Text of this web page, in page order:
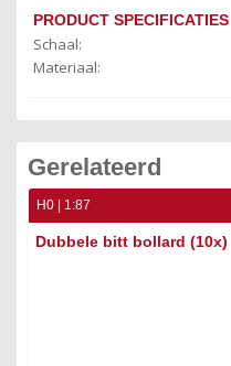
PRODUCT SPECIFICATIES
Schaal:
Materiaal:
Gerelateerd
H0 | 1:87
Dubbele bitt bollard (10x)